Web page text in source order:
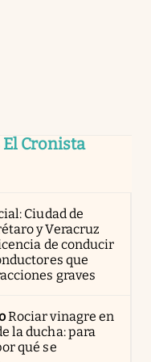
El Cronista
Ciudad de
y Veracruz
de conducir
que
graves
Rociar vinagre en
la ducha: para
qué se